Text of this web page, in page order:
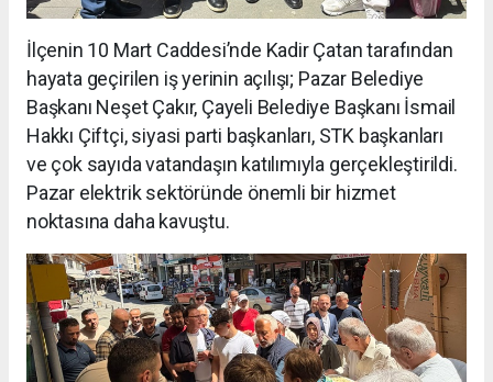
İlçenin 10 Mart Caddesi’nde Kadir Çatan tarafından
hayata geçirilen iş yerinin açılışı; Pazar Belediye
Başkanı Neşet Çakır, Çayeli Belediye Başkanı İsmail
Hakkı Çiftçi, siyasi parti başkanları, STK başkanları
ve çok sayıda vatandaşın katılımıyla gerçekleştirildi.
Pazar elektrik sektöründe önemli bir hizmet
noktasına daha kavuştu.